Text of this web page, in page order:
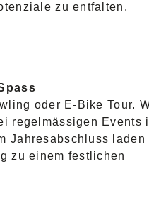
zu entfalten.
oder E-Bike Tour.
regelmässigen Events
Jahresabschluss laden
zu einem festlichen